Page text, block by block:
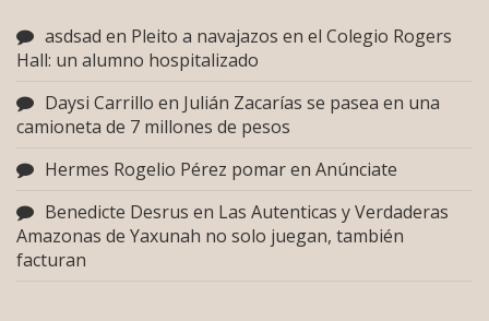
asdsad en Pleito a navajazos en el Colegio Rogers
Hall: un alumno hospitalizado
Daysi Carrillo en Julián Zacarías se pasea en una
camioneta de 7 millones de pesos
Hermes Rogelio Pérez pomaren Anúnciate
Benedicte Desrus en Las Autenticas y Verdaderas
Amazonas de Yaxunah no solo juegan, también
facturan